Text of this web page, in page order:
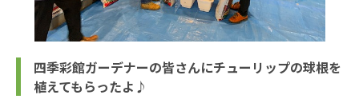
四季彩館ガーデナーの皆さんにチューリップの球根を
植えてもらったよ♪